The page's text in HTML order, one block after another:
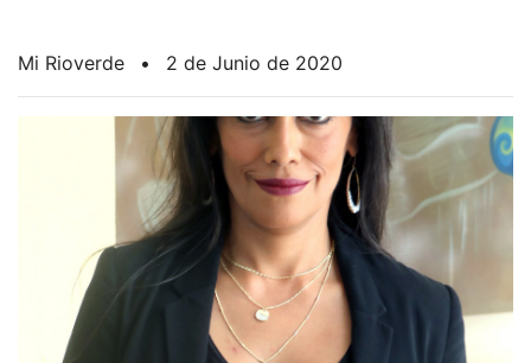
Mi Rioverde • 2 de Junio de 2020